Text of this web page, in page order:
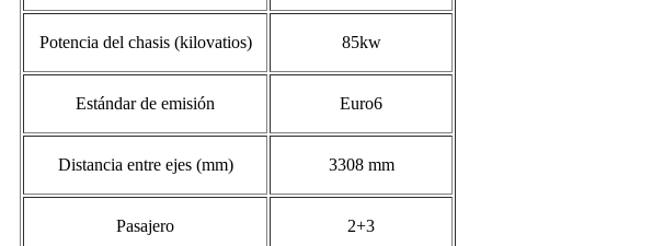
Potencia del chasis (kilovatios) 85kw
Estándar de emisión Euro6
Distancia entre ejes (mm) 3308 mm
Pasajero 2+3